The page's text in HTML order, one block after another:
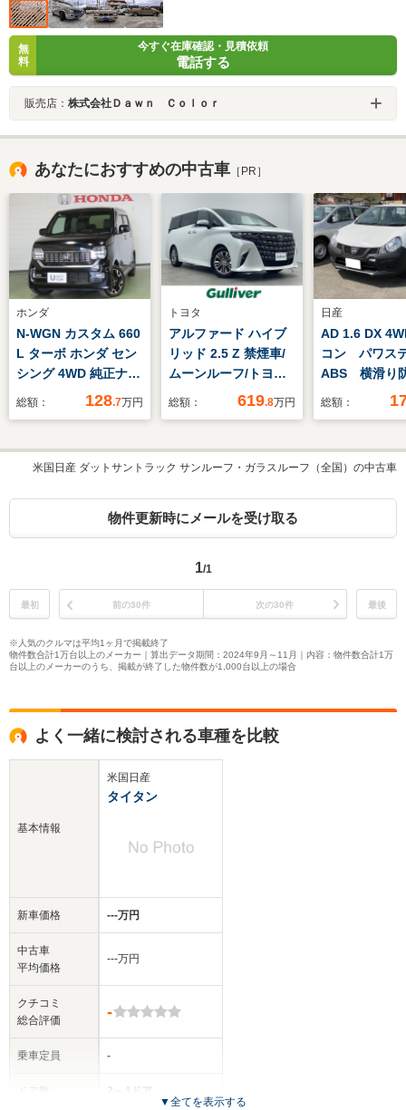
無
料
今すぐ在庫確認・見積依頼
電話する
販売店： 株式会社Ｄａｗｎ Ｃｏｌｏｒ
あなたにおすすめの中古車 ［PR］
ホンダ
N-WGN カスタム 660
L ターボ ホンダ セン
シング 4WD 純正ナ
ビ 純正エンスタ パ
トヒーター ETC
総額： 128.7万円
トヨタ
アルファード ハイブ
リッド 2.5 Z 禁煙車/
ムーンルーフ/トヨタ
セーフティーセンス/
正14インチDA/フルセ
グ/パノラミックビュ
能付パワーシート/全
総額： 619.8万円
日産
AD 1.6 DX
コン パワ
ABS 横滑り
ステム 運転
総額：
米国日産 ダットサントラック サンルーフ・ガラスルーフ（全国）の中古車
物件更新時にメールを受け取る
1/1
最初 前の30件 次の30件 最後
※人気のクルマは平均1ヶ月で掲載終了
物件数合計1万台以上のメーカー｜算出データ期間：2024年9月～11月｜内容：物件数合計1万
台以上のメーカーのうち、掲載が終了した物件数が1,000台以上の場合
よく一緒に検討される車種を比較
基本情報
新車価格
中古車
平均価格
クチコミ
総合評価
乗車定員
米国日産
タイタン
‐‐‐万円
‐‐‐万円
-
-
2～4ドア
▼全てを表示する